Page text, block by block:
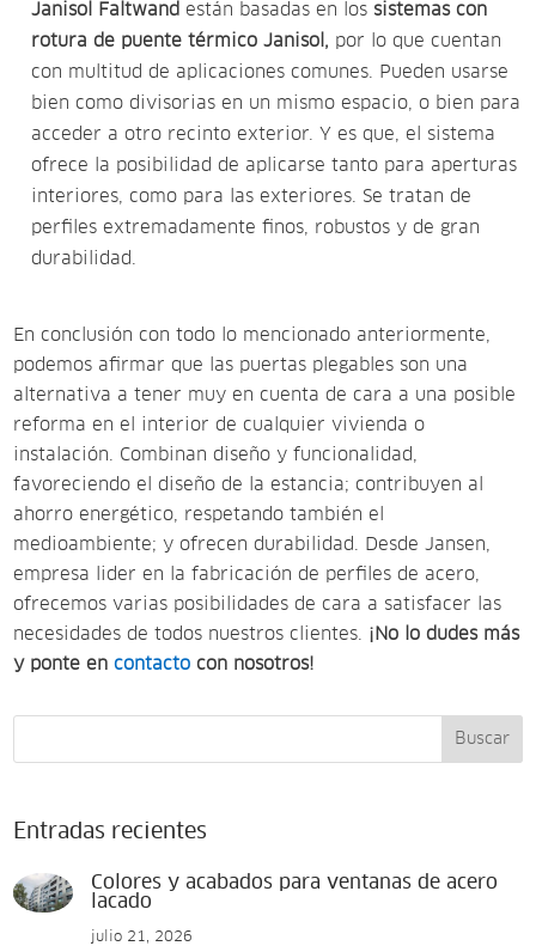
Janisol Faltwand están basadas en los sistemas con
rotura de puente térmico Janisol, por lo que cuentan
con multitud de aplicaciones comunes. Pueden usarse
bien como divisorias en un mismo espacio, o bien para
acceder a otro recinto exterior. Y es que, el sistema
ofrece la posibilidad de aplicarse tanto para aperturas
interiores, como para las exteriores. Se tratan de
perfiles extremadamente finos, robustos y de gran
durabilidad.
En conclusión con todo lo mencionado anteriormente,
podemos afirmar que las puertas plegables son una
alternativa a tener muy en cuenta de cara a una posible
reforma en el interior de cualquier vivienda o
instalación. Combinan diseño y funcionalidad,
favoreciendo el diseño de la estancia; contribuyen al
ahorro energético, respetando también el
medioambiente; y ofrecen durabilidad. Desde Jansen,
empresa lider en la fabricación de perfiles de acero,
ofrecemos varias posibilidades de cara a satisfacer las
necesidades de todos nuestros clientes. ¡No lo dudes más
y ponte encontacto con nosotros!
Buscar
Entradas recientes
Colores y acabados para ventanas de acero
lacado
julio 21, 2026